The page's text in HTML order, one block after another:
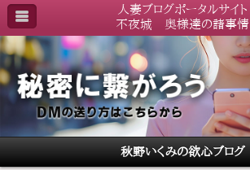
人妻ブログポータルサイト
不夜城 奥様達の諸事情
秋野いくみの欲心ブログ